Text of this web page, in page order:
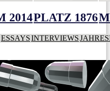
2014PLATZ 1876
ESSAYSINTERVIEWS